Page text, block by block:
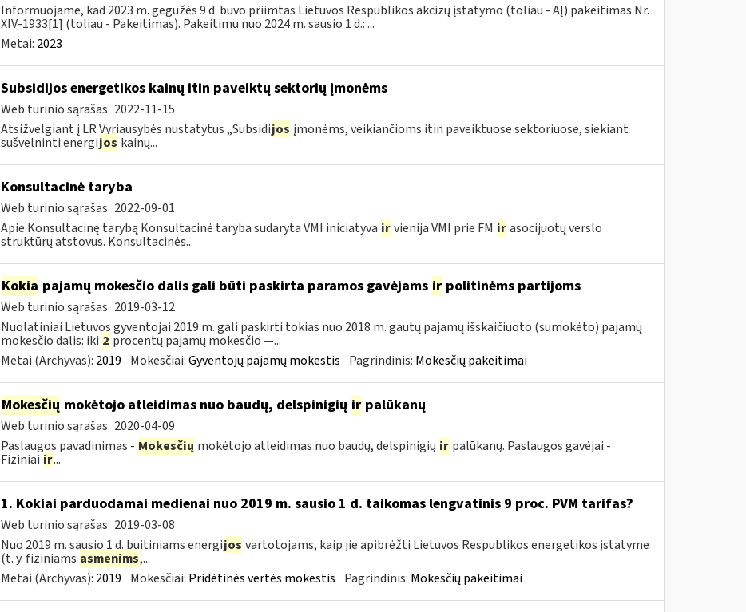
Informuojame, kad 2023 m. gegužės 9 d. buvo priimtas Lietuvos Respublikos akcizų įstatymo (toliau - AĮ) pakeitimas Nr.
XIV-1933[1] (toliau - Pakeitimas). Pakeitimu nuo 2024 m. sausio 1 d.: ...
Metai: 2023
Subsidijos energetikos kainų itin paveiktų sektorių įmonėms
Web turinio sąrašas 2022-11-15
Atsižvelgiant į LR Vyriausybės nustatytus „Subsidijos įmonėms, veikiančioms itin paveiktuose sektoriuose, siekiant
sušvelninti energijos kainų...
Konsultacinė taryba
Web turinio sąrašas 2022-09-01
Apie Konsultacinę tarybą Konsultacinė taryba sudaryta VMI iniciatyva ir vienija VMI prie FM ir asocijuotų verslo
struktūrų atstovus. Konsultacinės...
Kokia pajamų mokesčio dalis gali būti paskirta paramos gavėjams irpolitinėms partijoms
Web turinio sąrašas 2019-03-12
Nuolatiniai Lietuvos gyventojai 2019 m. gali paskirti tokias nuo 2018 m. gautų pajamų išskaičiuoto (sumokėto) pajamų
mokesčio dalis: iki 2 procentų pajamų mokesčio —...
Metai (Archyvas): 2019 Mokesčiai:Gyventojų pajamų mokestis Pagrindinis: Mokesčių pakeitimai
Mokesčių mokėtojo atleidimas nuo baudų, delspinigių irpalūkanų
Web turinio sąrašas 2020-04-09
Paslaugos pavadinimas - Mokesčių mokėtojo atleidimas nuo baudų, delspinigių ir palūkanų. Paslaugos gavėjai -
Fiziniai ir...
1. Kokiai parduodamai medienai nuo 2019 m. sausio 1 d. taikomas lengvatinis 9 proc. PVM tarifas?
Web turinio sąrašas 2019-03-08
Nuo 2019 m. sausio 1 d. buitiniams energijos vartotojams, kaip jie apibrėžti Lietuvos Respublikos energetikos įstatyme
(t. y. fiziniams asmenims,...
Metai (Archyvas): 2019 Mokesčiai: Pridėtinės vertės mokestis Pagrindinis: Mokesčių pakeitimai